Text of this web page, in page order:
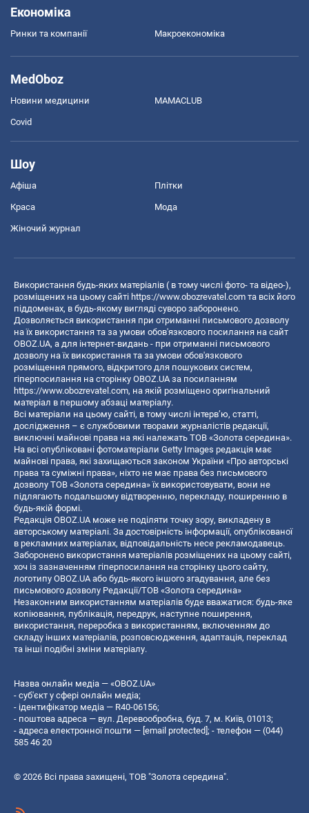
Економіка
Ринки та компанії Макроекономіка
MedOboz
Новини медицини MAMACLUB
Covid
Шоу
Афіша Плітки
Краса Мода
Жіночий журнал
Використання будь-яких матеріалів ( в тому числі фото- та відео-),
розміщених на цьому сайті https://www.obozrevatel.com та всіх його
піддоменах, в будь-якому вигляді суворо заборонено.
Дозволяється використання при отриманні письмового дозволу
на їх використання та за умови обов'язкового посилання на сайт
OBOZ.UA, а для інтернет-видань - при отриманні письмового
дозволу на їх використання та за умови обов'язкового
розміщення прямого, відкритого для пошукових систем,
гіперпосилання на сторінку OBOZ.UA за посиланням
https://www.obozrevatel.com, на якій розміщено оригінальний
матеріал в першому абзаці матеріалу.
Всі матеріали на цьому сайті, в тому числі інтерв’ю, статті,
дослідження – є службовими творами журналістів редакції,
виключні майнові права на які належать ТОВ «Золота середина».
На всі опубліковані фотоматеріали Getty Images редакція має
майнові права, які захищаються законом України «Про авторські
права та суміжні права», ніхто не має права без письмового
дозволу ТОВ «Золота середина» їх використовувати, вони не
підлягають подальшому відтворенню, перекладу, поширенню в
будь-якій формі.
Редакція OBOZ.UA може не поділяти точку зору, викладену в
авторському матеріалі. За достовірність інформації, опублікованої
в рекламних матеріалах, відповідальність несе рекламодавець.
Заборонено використання матеріалів розміщених на цьому сайті,
хоч із зазначенням гіперпосилання на сторінку цього сайту,
логотипу OBOZ.UA або будь-якого іншого згадування, але без
письмового дозволу Редакції/ТОВ «Золота середина»
Незаконним використанням матеріалів буде вважатися: будь-яке
копiювання, публiкацiя, передрук, наступне поширення,
використання, переробка з використанням, включенням до
складу інших матеріалів, розповсюдження, адаптація, переклад
та інші подібні зміни матеріалу.
Назва онлайн медіа — «OBOZ.UA»
- суб'єкт у сфері онлайн медіа;
- ідентифікатор медіа — R40-06156;
- поштова адреса — вул. Деревообробна, буд. 7, м. Київ, 01013;
- адреса електронної пошти — [email protected] ; - телефон — (044)
585 46 20
© 2026 Всі права захищені, ТОВ "Золота середина".